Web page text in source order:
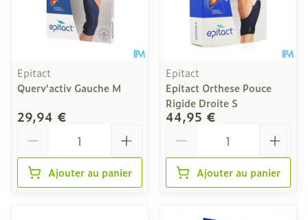
Epitact
Querv'activ Gauche M
29,94 €
Ajouter au panier
Epitact
Epitact Orthese Pouce
Rigide Droite S
44,95 €
Ajouter au panier